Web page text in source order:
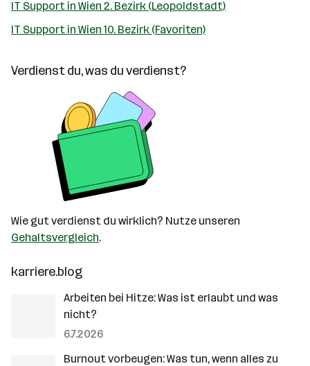
IT Support in Wien 2. Bezirk (Leopoldstadt)
IT Support in Wien 10. Bezirk (Favoriten)
Verdienst du, was du verdienst?
Wie gut verdienst du wirklich? Nutze unseren
Gehaltsvergleich.
karriere.blog
Arbeiten bei Hitze: Was ist erlaubt und was
nicht?
6.7.2026
Burnout vorbeugen: Was tun, wenn alles zu